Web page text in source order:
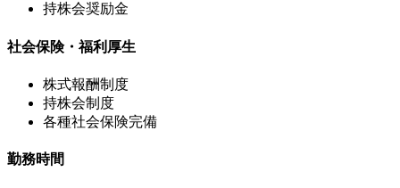
持株会奨励金
社会保険・福利厚生
株式報酬制度
持株会制度
各種社会保険完備
勤務時間